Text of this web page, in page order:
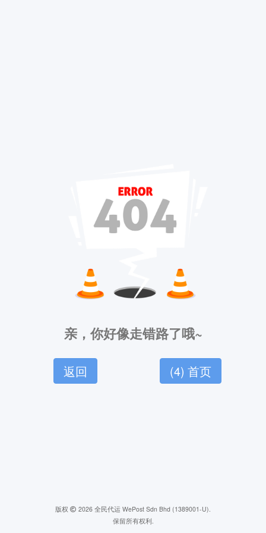
亲，你好像走错路了哦~
返回 (4) 首页
版权
2026 全民代运 WePost Sdn Bhd (1389001-U).
保留所有权利.